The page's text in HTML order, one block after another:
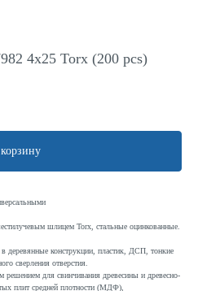
4x25 Torx (200 pcs)
шлицем Torx, стальные оцинкованные.
деревянные конструкции, пластик, ДСП, тонкие
сверления отверстия.
для свинчивания древесины и древесно-
плит средней плотности (МДФ),